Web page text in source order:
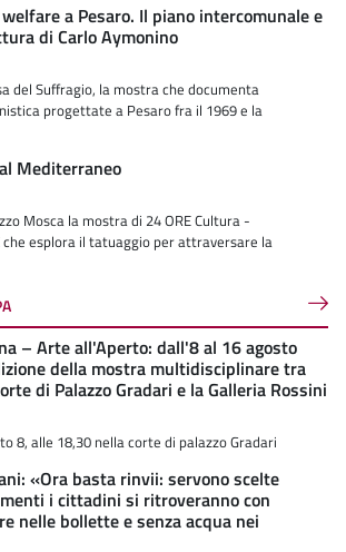
a Pesaro. Il piano intercomunale e
di Carlo Aymonino
del Suffragio, la mostra che documenta
progettate a Pesaro fra il 1969 e la
Mediterraneo
Mosca la mostra di 24 ORE Cultura -
che esplora il tatuaggio per attraversare la
– Arte all'Aperto: dall'8 al 16 agosto
della mostra multidisciplinare tra
di Palazzo Gradari e la Galleria Rossini
8, alle 18,30 nella corte di palazzo Gradari
«Ora basta rinvii: servono scelte
i cittadini si ritroveranno con
nelle bollette e senza acqua nei